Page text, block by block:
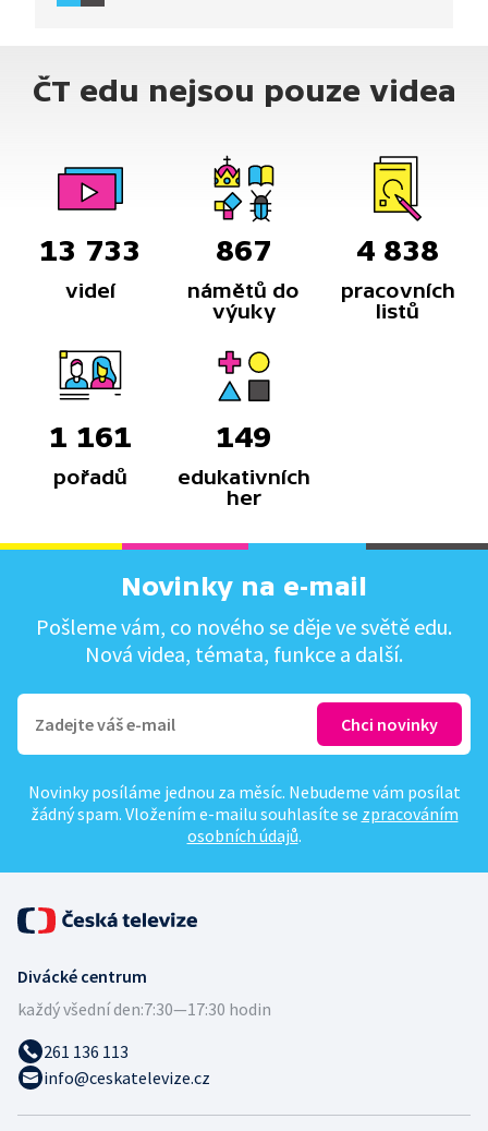
po syntetické nebo s ohledem na probíhající
Česko na drogách (2024).
ČT edu nejsou pouze videa
13 733
videí
867
námětů do
výuky
4 838
pracovních
listů
1 161
pořadů
149
edukativních
her
Novinky na e-mail
Pošleme vám, co nového se děje ve světě edu.
Nová videa, témata, funkce a další.
Novinky posíláme jednou za měsíc. Nebudeme vám posílat
žádný spam. Vložením e-mailu souhlasíte se zpracováním
osobních údajů.